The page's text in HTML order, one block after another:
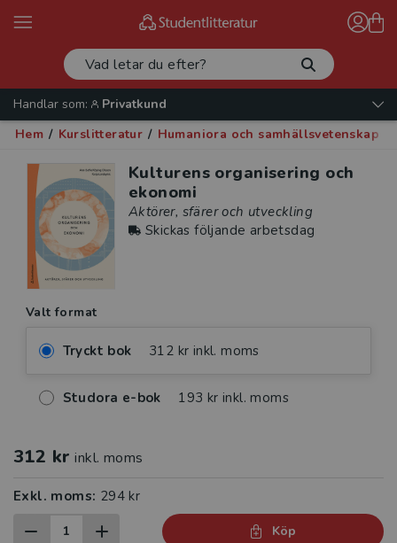
Handlar som:
Privatkund
Hem / Kurslitteratur / Humaniora och samhällsvetenskap
Kulturens organisering och
ekonomi
Aktörer, sfärer och utveckling
Skickas följande arbetsdag
Valt format
Tryckt bok 312 kr inkl. moms
Studora e-bok 193 kr inkl. moms
312 kr inkl. moms
Exkl. moms: 294 kr
Köp